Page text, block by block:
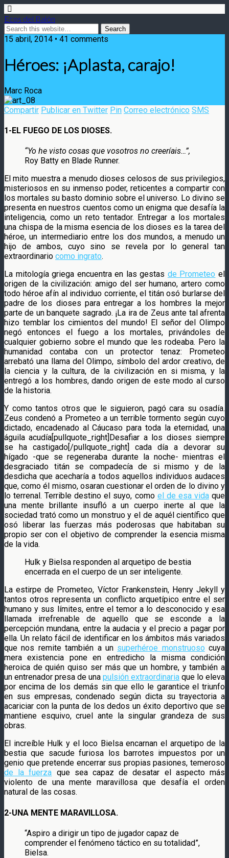
Ecos del Balón
15 abril, 2014 • 41 comments
Héroes: ¡Aplasta, carajo!
Marc Roca
Compartir Publicar en Twitter Pin Correo electrónico SMS
1-EL FUEGO DE LOS DIOSES.
“Yo he visto cosas que vosotros no creeríais…”,
Roy Batty en Blade Runner.
El mito muestra a menudo dioses celosos de sus privilegios,
misteriosos en su inmenso poder, reticentes a compartir con
los mortales su basto dominio sobre el universo. Lo divino se
presenta en nuestros cuentos como un enigma que desafía la
inteligencia, como un reto tentador. Entregar a los mortales
una chispa de la misma esencia de los dioses es la tarea del
héroe, un intermediario entre los dos mundos, a menudo un
hijo de ambos, cuyo sino se revela por lo general tan
extraordinario como ingrato.
La mitología griega encuentra en las gestas de Prometeo el
origen de la civilización: amigo del ser humano, artero como
todo héroe afín al individuo corriente, el titán osó burlarse del
padre de los dioses para entregar a los hombres la mejor
parte de un banquete sagrado. ¡La ira de Zeus ante tal afrenta
hizo temblar los cimientos del mundo! El señor del Olimpo
negó entonces el fuego a los mortales, privándoles de
cualquier gobierno sobre el mundo que les rodeaba. Pero la
humanidad contaba con un protector tenaz: Prometeo
arrebató una llama del Olimpo, símbolo del ardor creativo, de
la ciencia y la cultura, de la civilización en si misma, y la
entregó a los hombres, dando origen de este modo al curso
de la historia.
Y como tantos otros que le siguieron, pagó cara su osadía.
Zeus condenó a Prometeo a un terrible tormento según cuyo
dictado, encadenado al Cáucaso para toda la eternidad, una
águila acudía[pullquote_right]Desafiar a los dioses siempre
se ha castigado[/pullquote_right] cada día a devorar su
hígado -que se regeneraba durante la noche- mientras el
desgraciado titán se compadecía de si mismo y de la
desdicha que acecharía a todos aquellos individuos audaces
que, como él mismo, osaran cuestionar el orden de lo divino y
lo terrenal. Terrible destino el suyo, como el de esa vidaque
una mente brillante insufló a un cuerpo inerte al que la
sociedad trató como un monstruo y el de aquél científico que
osó liberar las fuerzas más poderosas que habitaban su
propio ser con el objetivo de comprender la esencia misma
de la vida.
Hulk y Bielsa responden al arquetipo de bestia
encerrada en el cuerpo de un ser inteligente.
La estirpe de Prometeo, Víctor Frankenstein, Henry Jekyll y
tantos otros representa un conflicto arquetípico entre el ser
humano y sus límites, entre el temor a lo desconocido y esa
llamada irrefrenable de aquello que se esconde a la
percepción mundana, entre la audacia y el precio a pagar por
ella. Un relato fácil de identificar en los ámbitos más variados
que nos remite también a un superhéroe monstruoso cuya
mera existencia pone en entredicho la misma condición
heroica de quién quiso ser más que un hombre, y también a
un entrenador presa de una pulsión extraordinaria que lo eleva
por encima de los demás sin que ello le garantice el triunfo
en sus empresas, condenado según dicta su trayectoria a
acariciar con la punta de los dedos un éxito deportivo que se
mantiene esquivo, cruel ante la singular grandeza de sus
obras.
El increíble Hulk y el loco Bielsa encarnan el arquetipo de la
bestia que sacude furiosa los barrotes impuestos por un
genio que pretende encerrar sus propias pasiones, temeroso
de la fuerza que sea capaz de desatar el aspecto más
violento de una mente maravillosa que desafía el orden
natural de las cosas.
2-UNA MENTE MARAVILLOSA.
“Aspiro a dirigir un tipo de jugador capaz de
comprender el fenómeno táctico en su totalidad”,
Bielsa.